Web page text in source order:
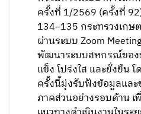
ครั้งที่ 1/2569 (ครั้งที่
134–135 กระทรวงเก
ผ่านระบบ Zoom
พัฒนาระบบสหกรณ์ของ
แข็ง โปร่งใส และยั่งยืน
ครั้งนี้มุ่งรับฟังข้อมูลและ
ภาคส่วนอย่างรอบด้าน เ